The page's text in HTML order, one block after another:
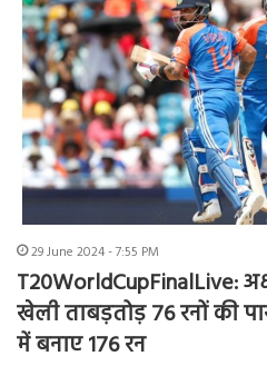
29 June 2024 - 7:55 PM
T20WorldCupFinalLive:
खेली ताबड़तोड़ 76 रनों की
में बनाए 176 रन